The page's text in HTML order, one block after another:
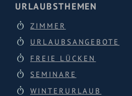
URLAUBSTHEMEN
ZIMMER
URLAUBSANGEBOTE
FREIE LÜCKEN
SEMINARE
WINTERURLAUB